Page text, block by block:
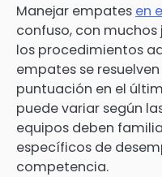
Manejar empates en
confuso, con
los procedimientos
empates se
puntuación en el
puede variar según
equipos deben
específicos de
competencia.